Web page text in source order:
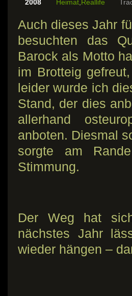
2008 Heimat,Reallife
Auch dieses Jahr
besuchten das
Barock als Motto
im Brotteig
leider wurde ich
Stand, der dies
allerhand
anboten. Diesmal
sorgte am
Stimmung.
Der Weg hat
nächstes Jahr
wieder hängen –